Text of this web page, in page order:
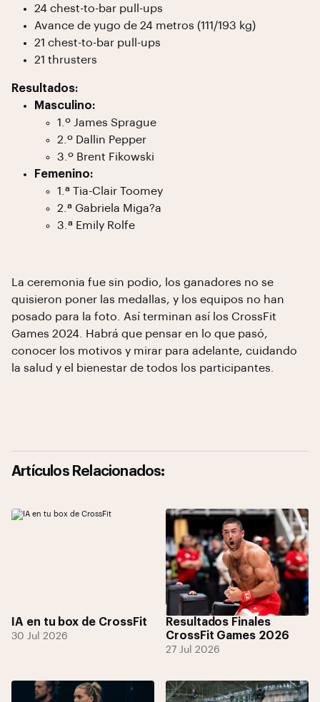
24 chest-to-bar pull-ups
Avance de yugo de 24 metros (111/193 kg)
21 chest-to-bar pull-ups
21 thrusters
Resultados:
Masculino:
1.º James Sprague
2.º Dallin Pepper
3.º Brent Fikowski
Femenino:
1.ª Tia-Clair Toomey
2.ª Gabriela Miga?a
3.ª Emily Rolfe
La ceremonia fue sin podio, los ganadores no se
quisieron poner las medallas, y los equipos no han
posado para la foto. Así terminan así los CrossFit
Games 2024. Habrá que pensar en lo que pasó,
conocer los motivos y mirar para adelante, cuidando
la salud y el bienestar de todos los participantes.
Artículos Relacionados:
IA en tu box de CrossFit
30 Jul 2026
Resultados Finales
CrossFit Games 2026
27 Jul 2026